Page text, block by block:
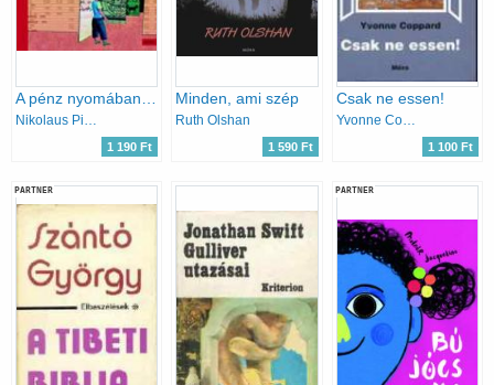
1 190 Ft
Minden, ami szép
Ruth Olshan
1 590 Ft
Csak ne essen!
Yvonne Coppard
1 100 Ft
PARTNER PARTNER